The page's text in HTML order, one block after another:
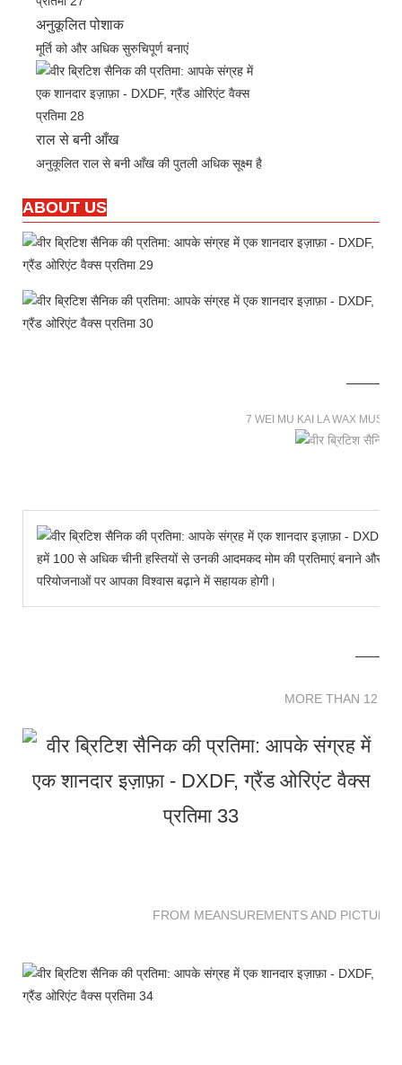
अनुकूलित पोशाक
मूर्ति को और अधिक सुरुचिपूर्ण बनाएं
राल से बनी आँख
अनुकूलित राल से बनी आँख की पुतली अधिक सूक्ष्म है
ABOUT US
7 WEI MU KAI LA WAX
हमें 100 से अधिक चीनी हस्तियों से उनकी आदमकद मोम की प्रतिमाएं बनाने और
परियोजनाओं पर आपका विश्वास बढ़ाने में सहायक होगी।
MORE THAN 12
FROM MEANSUREMENTS AND